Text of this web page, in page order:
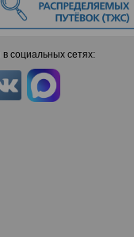
социальных сетях: